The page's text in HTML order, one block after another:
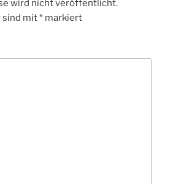
wird nicht veröffentlicht.
sind mit* markiert